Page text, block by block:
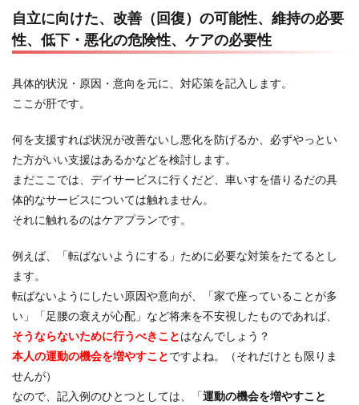
自立に向けた、改善（回復）の可能性、維持の必要
性、低下・悪化の危険性、ケアの必要性
具体的状況・原因・意向を元に、対応策を記入します。
ここが肝です。
何を支援すれば状況が改善ないし悪化を防げるか、必ずやっとい
た方がいい支援はあるかなどを検討します。
まだここでは、デイサービスに行くだど、車いすを借りるだの具
体的なサービスについては触れません。
それに触れるのはケアプランです。
例えば、「転ばないようにする」ために必要な対策をたてるとし
ます。
転ばないようにしたい原因や意向が、「家で座っていることが多
い」「足腰の衰えが心配」など将来を不安視したものであれば、
そうならないために行うべきことはなんでしょう？
本人の運動の機会を増やすことですよね。（それだけとも限りま
せんが）
なので、記入例のひとつとしては、「運動の機会を増やすこと